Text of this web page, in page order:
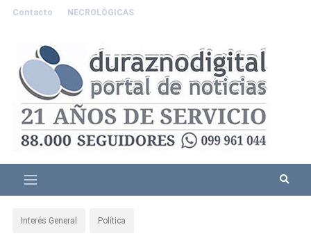
Contacto NECROLÓGICAS
Interés General Política